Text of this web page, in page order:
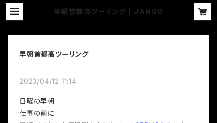
早朝首都高ツーリング | JANGO
早朝首都高ツーリング
2023/04/12 11:14
日曜の早朝
仕事の前に